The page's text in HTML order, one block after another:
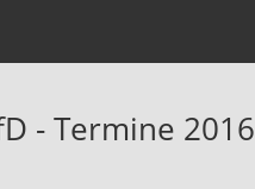
- Termine 2016